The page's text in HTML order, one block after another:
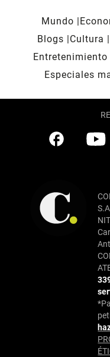
Mundo
Blogs
Cultura
Entretenimiento
Especiales